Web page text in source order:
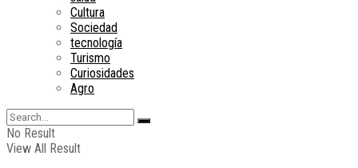
Cultura
Sociedad
tecnología
Turismo
Curiosidades
Agro
No Result
View All Result